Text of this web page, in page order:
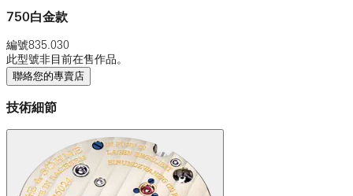
750白金款
編號835.030
此型號非目前在售作品。
聯絡您的專賣店
技術細節